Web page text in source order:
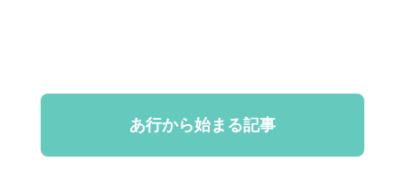
あ行から始まる記事